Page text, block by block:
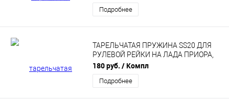
Подробнее
ТАРЕЛЬЧАТАЯ ПРУЖИНА SS20 ДЛЯ
РУЛЕВОЙ РЕЙКИ НА ЛАДА ПРИОРА,
КАЛИНА, ВАЗ 2110-2112 С РМ НОВОГО
ОБРАЗЦА SS84101
180 руб. / Компл
Подробнее